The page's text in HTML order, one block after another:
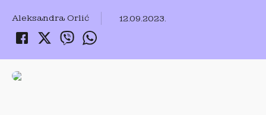
Aleksandra Orlić 12.09.2023.